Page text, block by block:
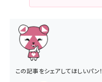
この記事をシェアしてほしいパン！